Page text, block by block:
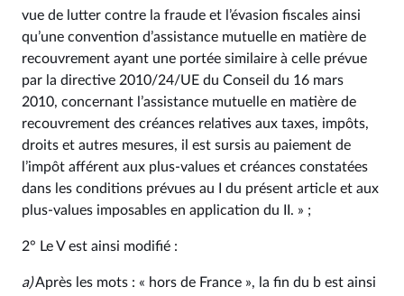
vue de lutter contre la fraude et l’évasion fiscales ainsi
qu’une convention d’assistance mutuelle en matière de
recouvrement ayant une portée similaire à celle prévue
par la directive 2010/24/UE du Conseil du 16 mars
2010, concernant l’assistance mutuelle en matière de
recouvrement des créances relatives aux taxes, impôts,
droits et autres mesures, il est sursis au paiement de
l’impôt afférent aux plus-values et créances constatées
dans les conditions prévues au I du présent article et aux
plus-values imposables en application du II. » ;
2° Le V est ainsi modifié :
a)Après les mots : « hors de France », la fin du b est ainsi